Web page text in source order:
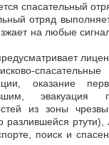
спасательный
отряд
на любые
оказание
эвакуация
из зоны
разлившейся
поиск и